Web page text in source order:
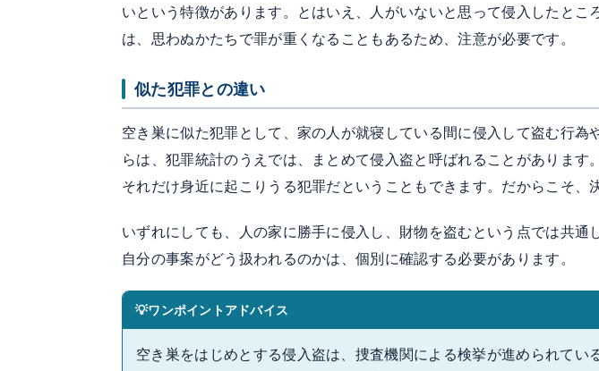
いという特徴があります。とはいえ、人がいないと思って侵入したと
は、思わぬかたちで罪が重くなることもあるため、注意が必要です。
似た犯罪との違い
空き巣に似た犯罪として、家の人が就寝している間に侵入して盗む行
らは、犯罪統計のうえでは、まとめて侵入盗と呼ばれることがありま
それだけ身近に起こりうる犯罪だということもできます。だからこそ、
いずれにしても、人の家に勝手に侵入し、財物を盗むという点では共
自分の事案がどう扱われるのかは、個別に確認する必要があります。
ワンポイントアドバイス
空き巣をはじめとする侵入盗は、捜査機関による検挙が進められて